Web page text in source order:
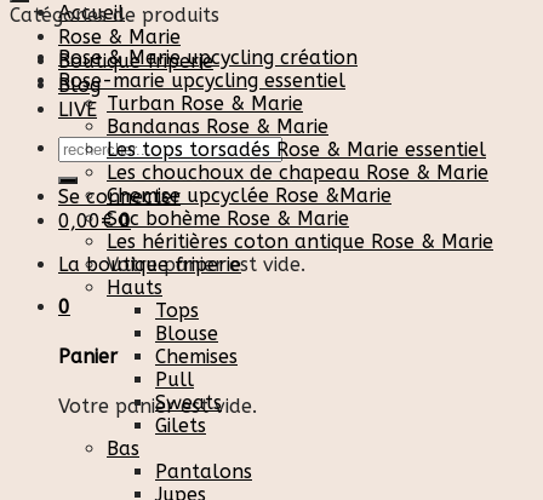
Accueil
Rose & Marie
Boutique friperie
Blog
LIVE
Recherche
pour :
Se connecter
0,00€ 0
Votre panier est vide.
0
Panier
Votre panier est vide.
Catégories de produits
Rose & Marie upcycling création
Rose-marie upcycling essentiel
Turban Rose & Marie
Bandanas Rose & Marie
Les tops torsadés Rose & Marie essentiel
Les chouchoux de chapeau Rose & Marie
Chemise upcyclée Rose &Marie
Sac bohème Rose & Marie
Les héritières coton antique Rose & Marie
La boutique friperie
Hauts
Tops
Blouse
Chemises
Pull
Sweats
Gilets
Bas
Pantalons
Jupes